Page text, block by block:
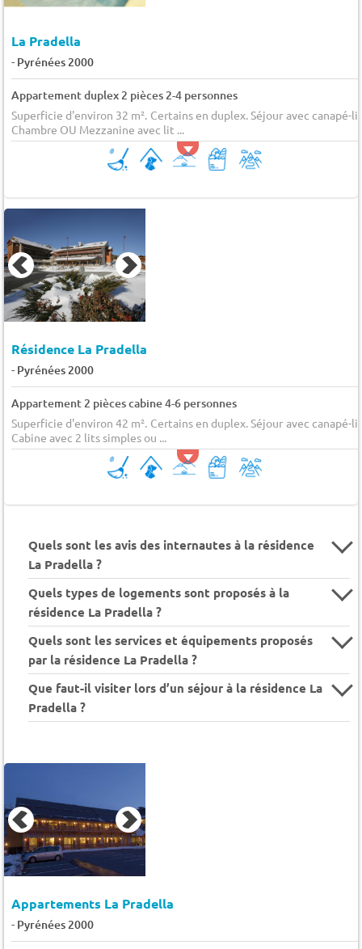
La Pradella
- Pyrénées 2000
Appartement duplex 2 pièces 2-4 personnes
Superficie d'environ 32 m². Certains en duplex. Séjour avec canapé-
Chambre OU Mezzanine avec lit ...
Résidence La Pradella
- Pyrénées 2000
Appartement 2 pièces cabine 4-6 personnes
Superficie d'environ 42 m². Certains en duplex. Séjour avec canapé-
Cabine avec 2 lits simples ou ...
Quels sont les avis des internautes à la résidence
La Pradella ?
Quels types de logements sont proposés à la
résidence La Pradella ?
Quels sont les services et équipements proposés
par la résidence La Pradella ?
Que faut-il visiter lors d’un séjour à la résidence La
Pradella ?
Appartements La Pradella
- Pyrénées 2000